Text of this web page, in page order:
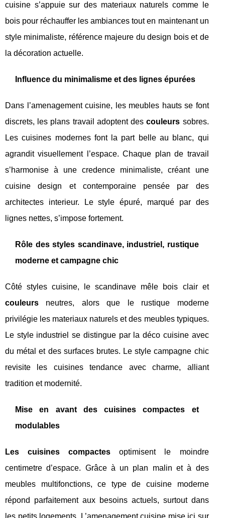
cuisine s’appuie sur des materiaux naturels comme le
bois pour réchauffer les ambiances tout en maintenant un
style minimaliste, référence majeure du design bois et de
la décoration actuelle.
Influence du minimalisme et des lignes épurées
Dans l’amenagement cuisine, les meubles hauts se font
discrets, les plans travail adoptent descouleurs sobres.
Les cuisines modernes font la part belle au blanc, qui
agrandit visuellement l’espace. Chaque plan de travail
s’harmonise à une credence minimaliste, créant une
cuisine design et contemporaine pensée par des
architectes interieur. Le style épuré, marqué par des
lignes nettes, s’impose fortement.
Rôle des styles scandinave, industriel, rustique
moderne et campagne chic
Côté styles cuisine, le scandinave mêle bois clair et
couleurs neutres, alors que le rustique moderne
privilégie les materiaux naturels et des meubles typiques.
Le style industriel se distingue par la déco cuisine avec
du métal et des surfaces brutes. Le style campagne chic
revisite les cuisines tendance avec charme, alliant
tradition et modernité.
Mise en avant des cuisines compactes et
modulables
Les cuisines compactes optimisent le moindre
centimetre d’espace. Grâce à un plan malin et à des
meubles multifonctions, ce type de cuisine moderne
répond parfaitement aux besoins actuels, surtout dans